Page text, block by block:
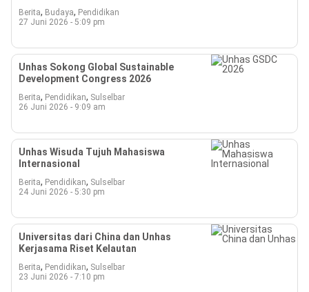
Berita, Budaya, Pendidikan
27 Juni 2026 - 5:09 pm
Unhas Sokong Global Sustainable
Development Congress 2026
Berita, Pendidikan, Sulselbar
26 Juni 2026 - 9:09 am
Unhas Wisuda Tujuh Mahasiswa
Internasional
Berita, Pendidikan, Sulselbar
24 Juni 2026 - 5:30 pm
Universitas dari China dan Unhas
Kerjasama Riset Kelautan
Berita, Pendidikan, Sulselbar
23 Juni 2026 - 7:10 pm